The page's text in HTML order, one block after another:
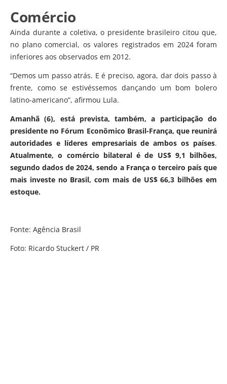
Comércio
Ainda durante a coletiva, o presidente brasileiro citou que,
no plano comercial, os valores registrados em 2024 foram
inferiores aos observados em 2012.
“Demos um passo atrás. E é preciso, agora, dar dois passo à
frente, como se estivéssemos dançando um bom bolero
latino-americano”, afirmou Lula.
Amanhã (6), está prevista, também, a participação do
presidente no Fórum Econômico Brasil-França, que reunirá
autoridades e líderes empresariais de ambos os países.
Atualmente, o comércio bilateral é de US$ 9,1 bilhões,
segundo dados de 2024, sendo a França o terceiro país que
mais investe no Brasil, com mais de US$ 66,3 bilhões em
estoque.
Fonte: Agência Brasil
Foto: Ricardo Stuckert / PR